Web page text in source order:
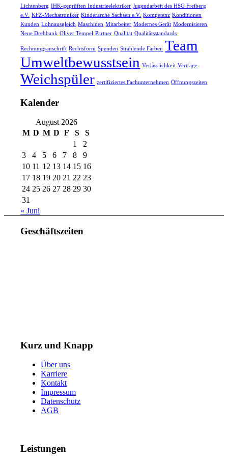
Lichtenberg IHK-geprüften Industrieelektriker Jugendarbeit des HSG Freiberg
e.V. KFZ-Mechatroniker Kinderarche Sachsen e.V. Kompetenz Konditionen
Kunden Lohnausgleich Maschinen Mitarbeiter Modernes Gerät Modernisieren
Neue Drehbank Oliver Tempel Partner Qualität Qualitätsstandards
Rechnungsanschrift Rechtsform Spenden Strahlende Farben Team
Umweltbewusstsein Verlässlichkeit Verträge
Weichspüler zertifiziertes Fachunternehmen Öffnungszeiten
Kalender
August 2026
M D M D F S
S
1
2
3
4 5 6 7 8
9
10 11 12 13 14 15 16
17 18 19 20 21 22 23
24 25 26 27 28 29 30
31
« Juni
Geschäftszeiten
Kurz und Knapp
Über uns
Karriere
Kontakt
Impressum
Datenschutz
AGB
Leistungen